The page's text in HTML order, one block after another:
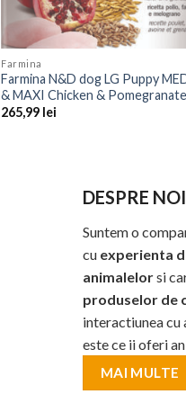
Farmina
Farmina N&D dog LG Puppy
& MAXI Chicken &
265,99 lei
DESPRE NOI
Suntem o
cu experienta
animalelorsi
produselor de
interactiunea cu
este ce ii oferi
MAI MULTE